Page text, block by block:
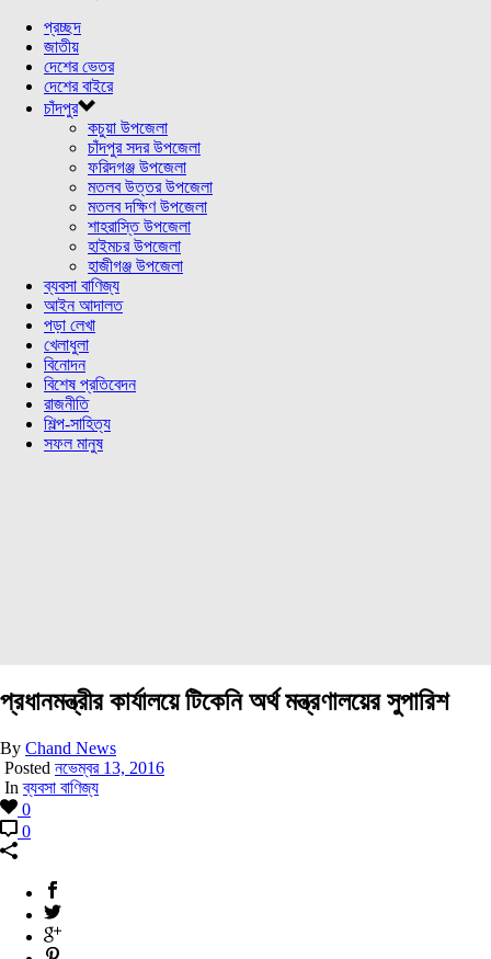
প্রচ্ছদ
জাতীয়
দেশের ভেতর
দেশের বাইরে
চাঁদপুর
কচুয়া উপজেলা
চাঁদপুর সদর উপজেলা
ফরিদগঞ্জ উপজেলা
মতলব উত্তর উপজেলা
মতলব দক্ষিণ উপজেলা
শাহরাস্তি উপজেলা
হাইমচর উপজেলা
হাজীগঞ্জ উপজেলা
ব্যবসা বাণিজ্য
আইন আদালত
পড়া লেখা
খেলাধুলা
বিনোদন
বিশেষ প্রতিবেদন
রাজনীতি
শিল্প-সাহিত্য
সফল মানুষ
প্রধানমন্ত্রীর কার্যালয়ে টিকেনি অর্থ মন্ত্রণালয়ের সুপারিশ
By Chand News
Posted নভেম্বর 13, 2016
Inব্যবসা বাণিজ্য
0
0